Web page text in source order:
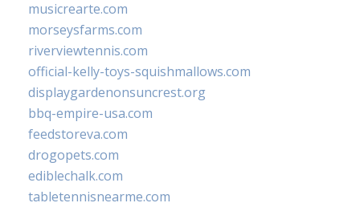
musicrearte.com
morseysfarms.com
riverviewtennis.com
official-kelly-toys-squishmallows.com
displaygardenonsuncrest.org
bbq-empire-usa.com
feedstoreva.com
drogopets.com
ediblechalk.com
tabletennisnearme.com